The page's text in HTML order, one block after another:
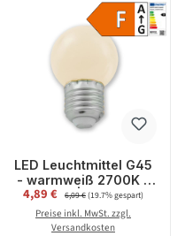
LED Leuchtmittel G45
- warmweiß 2700K -
E27 - 1W | SATISFIRE
Verkaufspreis:
4,89 € Regulärer Preis:
6,09 €(19.7% gespart)
Preise inkl. MwSt. zzgl.
Versandkosten